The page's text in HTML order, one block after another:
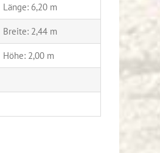
Länge: 6,20 m
Breite: 2,44 m
Höhe: 2,00 m